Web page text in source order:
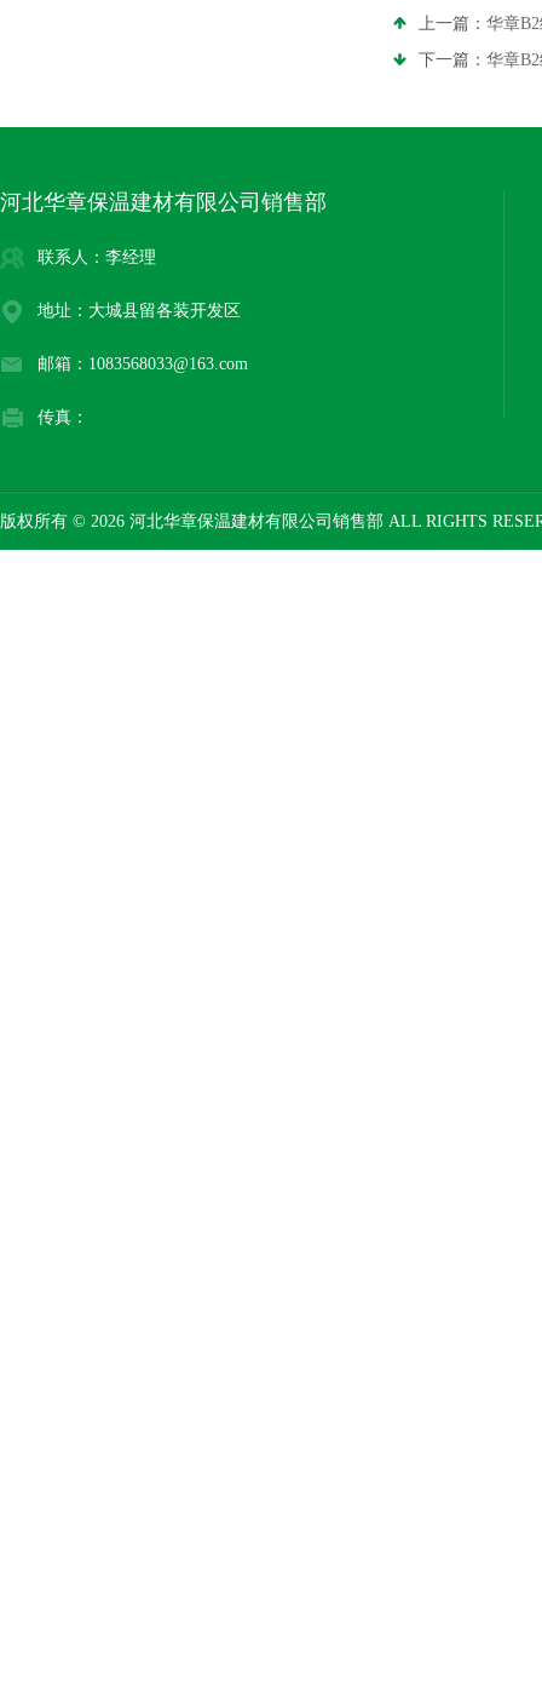
上一篇： 华章
下一篇： 华章
河北华章保温建材有限公司销售部
联系人：李经理
地址：大城县留各装开发区
邮箱：1083568033@163.com
传真：
版权所有 © 2026 河北华章保温建材有限公司销售部 ALL RIGHTS